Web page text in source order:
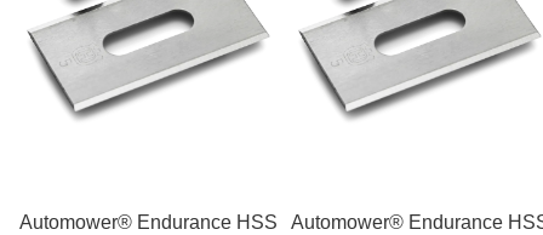
Automower® Endurance HSS
Automower® Endurance